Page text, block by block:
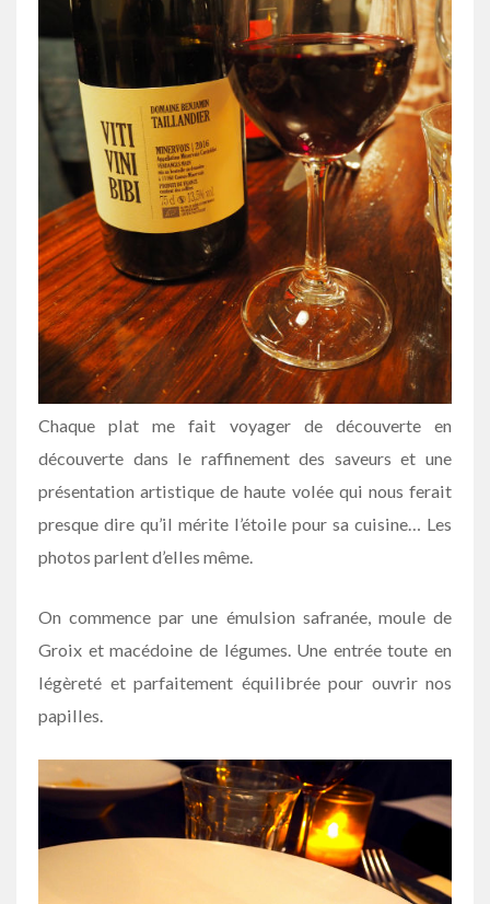
Chaque plat me fait voyager de découverte en
découverte dans le raffinement des saveurs et une
présentation artistique de haute volée qui nous ferait
presque dire qu’il mérite l’étoile pour sa cuisine… Les
photos parlent d’elles même.
On commence par une émulsion safranée, moule de
Groix et macédoine de légumes. Une entrée toute en
légèreté et parfaitement équilibrée pour ouvrir nos
papilles.